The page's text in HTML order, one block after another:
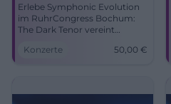
Erlebe Symphonic Evolution
im RuhrCongress Bochum:
The Dark Tenor vereint
Energie. 23.04.2026, 20:00
#TheDarkTenor
Konzerte 50,00 €